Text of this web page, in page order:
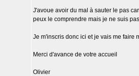
J'avoue avoir du mal à sauter le pas
peux le comprendre mais je ne suis
Je m'inscris donc ici et je vais me faire
Merci d'avance de votre accueil
Olivier